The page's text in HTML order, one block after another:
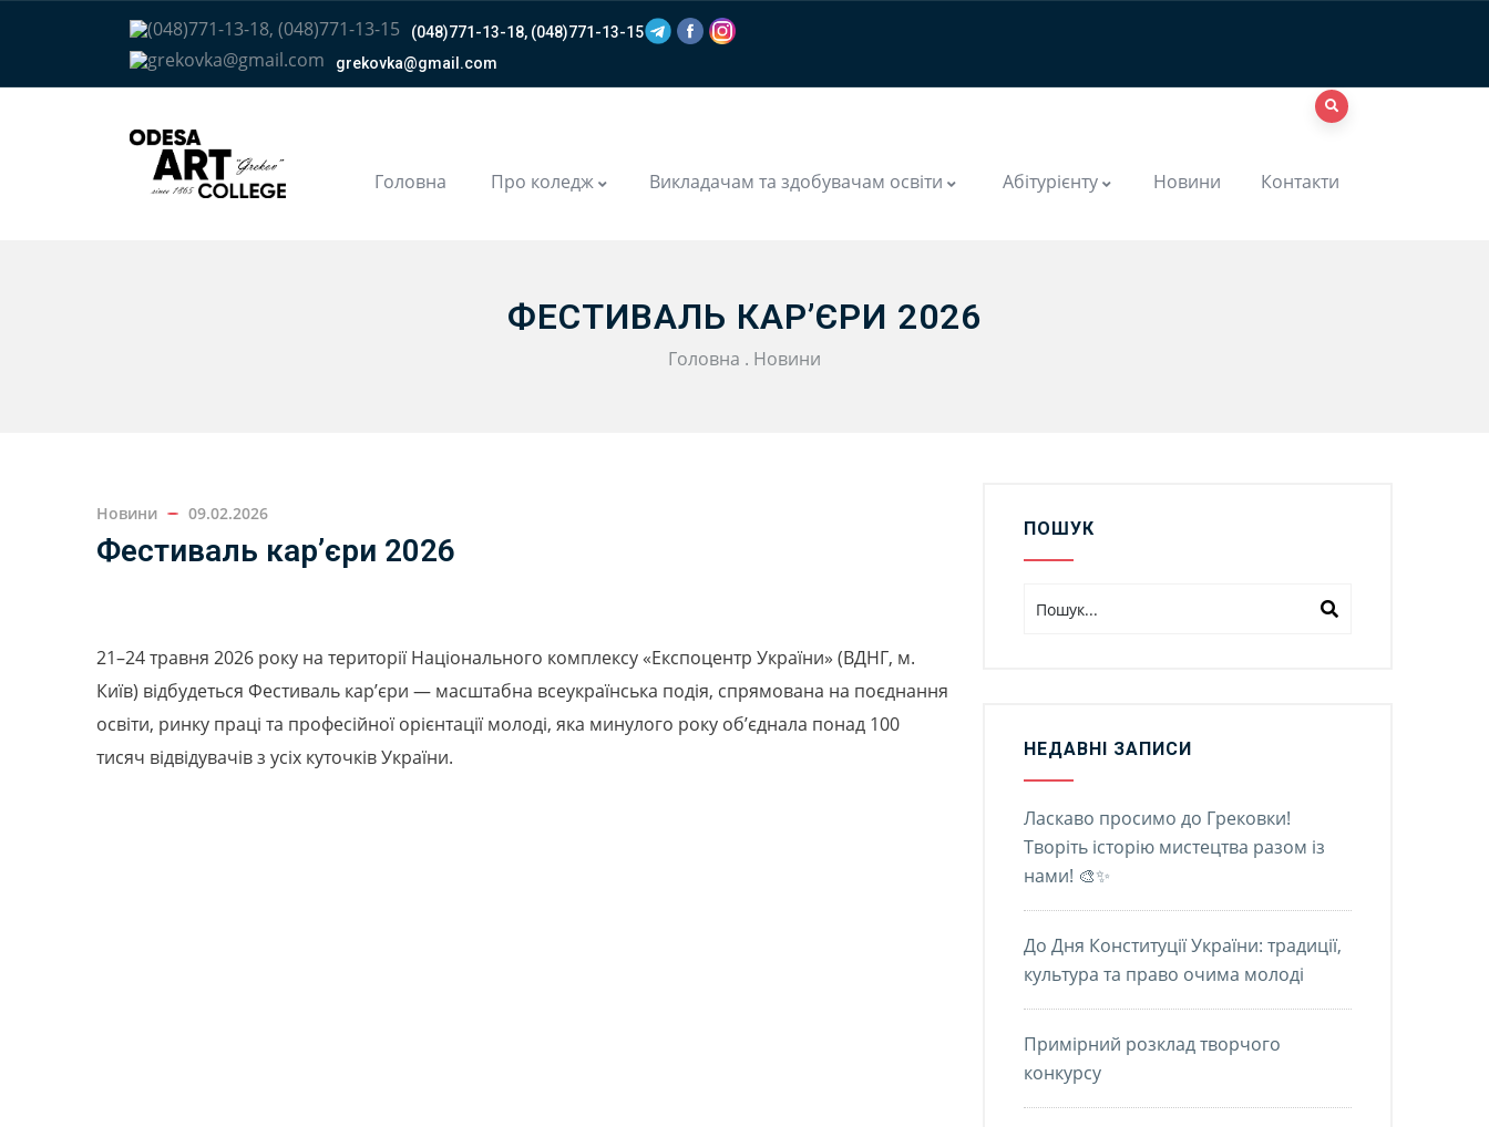
(048)771-13-18, (048)771-13-15
grekovka@gmail.сom
Головна Про коледж Викладачам та здобувачам освіти Абітурієнту Новини Контакти
ФЕСТИВАЛЬ КАР’ЄРИ 2026
Головна . Новини
Новини 09.02.2026
Фестиваль кар’єри 2026
21–24 травня 2026 року на території Національного комплексу «Експоцентр України» (ВДНГ, м.
Київ) відбудеться Фестиваль кар’єри — масштабна всеукраїнська подія, спрямована на поєднання
освіти, ринку праці та професійної орієнтації молоді, яка минулого року обʼєднала понад 100
тисяч відвідувачів з усіх куточків України.
ПОШУК
НЕДАВНІ ЗАПИСИ
Ласкаво просимо до Грековки!
Творіть історію мистецтва разом із
нами! 🎨✨
До Дня Конституції України: традиції,
культура та право очима молоді
Примірний розклад творчого
конкурсу